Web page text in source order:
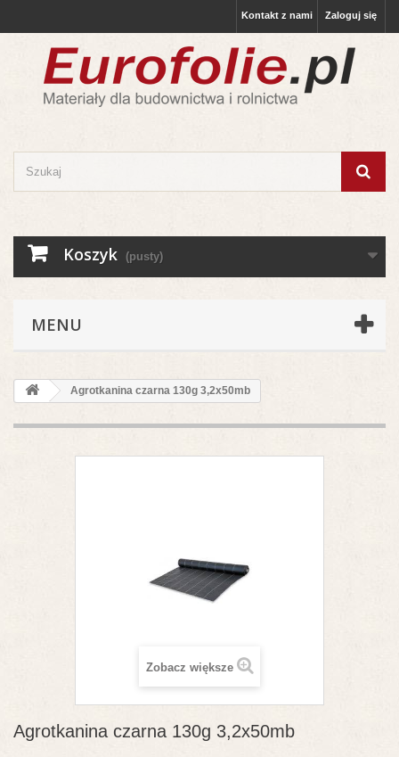
Zaloguj się
Kontakt z nami
Koszyk (pusty)
MENU
Agrotkanina czarna 130g 3,2x50mb
Zobacz większe
Agrotkanina czarna 130g 3,2x50mb